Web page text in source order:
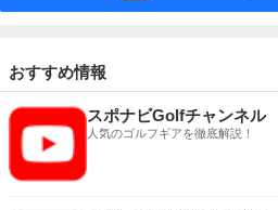
おすすめ情報
スポナビGolfチャンネル
人気のゴルフギアを徹底解説！